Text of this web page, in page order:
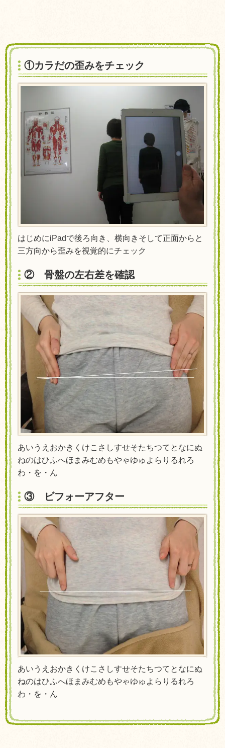
①カラだの歪みをチェック
はじめにiPadで後ろ向き、横向きそして正面からと
三方向から歪みを視覚的にチェック
② 骨盤の左右差を確認
あいうえおかきくけこさしすせそたちつてとなにぬ
ねのはひふへほまみむめもやゃゆゅよらりるれろ
わ・を・ん
③ ビフォーアフター
あいうえおかきくけこさしすせそたちつてとなにぬ
ねのはひふへほまみむめもやゃゆゅよらりるれろ
わ・を・ん